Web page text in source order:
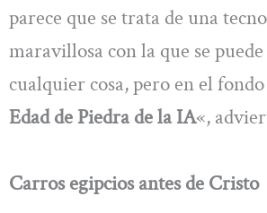
parece que se trata de una
maravillosa con la que se
cualquier cosa, pero en el fondo
Edad de Piedra de la IA«,
Carros egipcios antes de Cristo